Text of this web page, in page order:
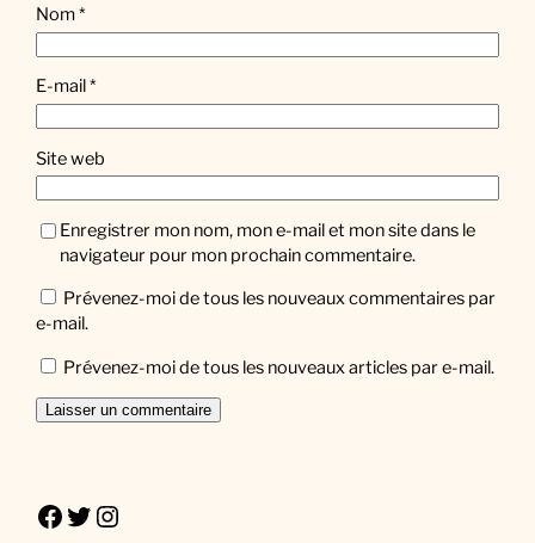
Nom*
E-mail*
Site web
Enregistrer mon nom, mon e-mail et mon site dans le
navigateur pour mon prochain commentaire.
Prévenez-moi de tous les nouveaux commentaires par
e-mail.
Prévenez-moi de tous les nouveaux articles par e-mail.
Facebook Twitter Instagram